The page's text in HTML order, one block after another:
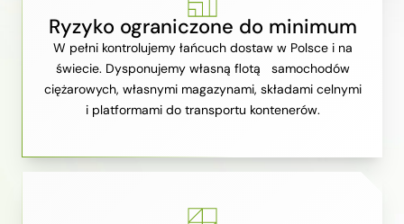
Ryzyko ograniczone do minimum
W pełni kontrolujemy łańcuch dostaw w Polsce i na
świecie. Dysponujemy własną flotą samochodów
ciężarowych, własnymi magazynami, składami celnymi
i platformami do transportu kontenerów.